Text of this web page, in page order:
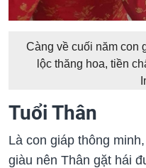
Càng về cuối năm con
lộc thăng hoa, tiền
Tuổi Thân
Là con giáp thông
giàu nên Thân gặt hái